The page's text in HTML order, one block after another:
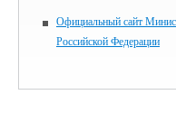
Официальный сайт
Российской Федерации